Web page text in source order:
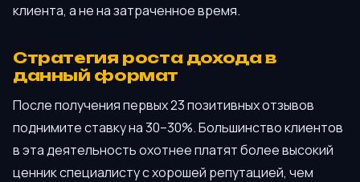
клиента, а не на затраченное время.
Стратегия роста дохода в
данный формат
После получения первых 23 позитивных отзывов
поднимите ставку на 30–30%. Большинство клиентов
в эта деятельность охотнее платят более высокий
ценник специалисту с хорошей репутацией, чем